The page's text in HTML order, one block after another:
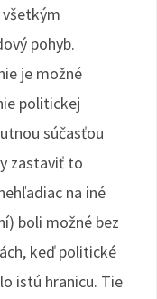
pohyb.
je možné
politickej
súčasťou
zastaviť to
na iné
boli možné bez
keď politické
istú hranicu. Tie